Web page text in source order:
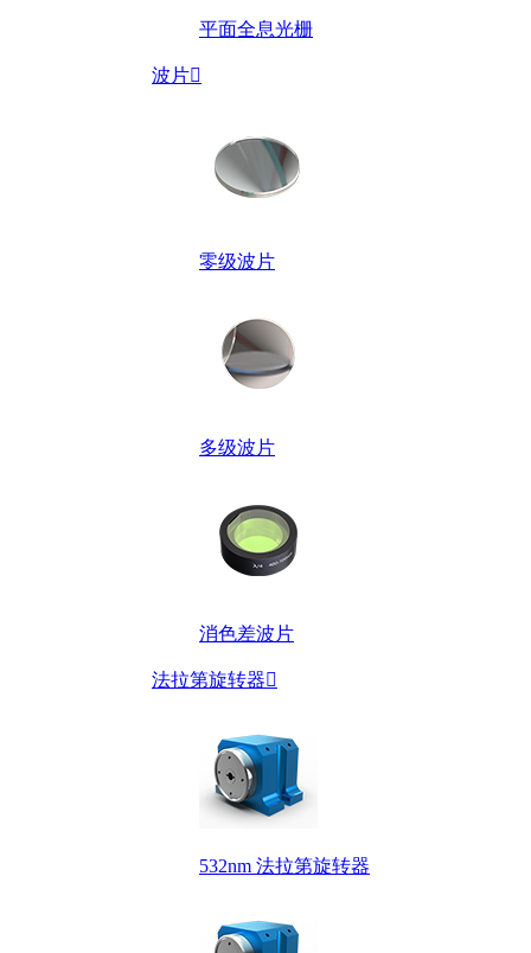
平面全息光栅
波片
零级波片
多级波片
消色差波片
法拉第旋转器
532nm 法拉第旋转器